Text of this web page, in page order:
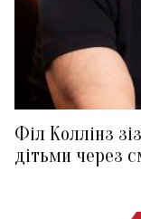
Філ Коллінз
дітьми через